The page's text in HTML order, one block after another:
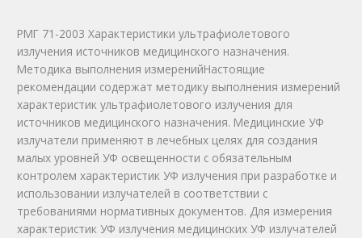
РМГ 71-2003 Характеристики ультрафиолетового
излучения источников медицинского назначения.
Методика выполнения измеренийНастоящие
рекомендации содержат методику выполнения измерений
характеристик ультрафиолетового излучения для
источников медицинского назначения. Медицинские УФ
излучатели применяют в лечебных целях для создания
малых уровней УФ освещенности с обязательным
контролем характеристик УФ излучения при разработке и
использовании излучателей в соответствии с
требованиями нормативных документов. Для измерения
характеристик УФ излучения медицинских УФ излучателей